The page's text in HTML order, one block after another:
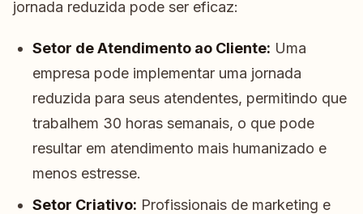
jornada reduzida pode ser eficaz:
Setor de Atendimento ao Cliente: Uma
empresa pode implementar uma jornada
reduzida para seus atendentes, permitindo que
trabalhem 30 horas semanais, o que pode
resultar em atendimento mais humanizado e
menos estresse.
Setor Criativo: Profissionais de marketing e